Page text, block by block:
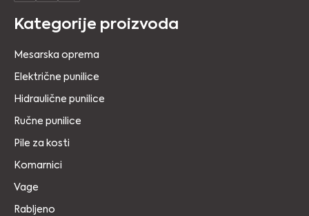
Kategorije proizvoda
Mesarska oprema
Električne punilice
Hidraulične punilice
Ručne punilice
Pile za kosti
Komarnici
Vage
Rabljeno